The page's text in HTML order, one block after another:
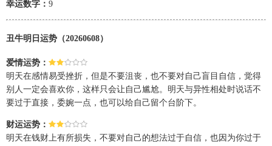
幸运数字： 9
丑牛明日运势（20260608）
爱情运势：
明天在感情易受挫折，但是不要沮丧，也不要对自己盲目自信，觉得
别人一定会喜欢你，这样只会让自己尴尬。明天与异性相处时说话不
要过于直接，委婉一点，也可以给自己留个台阶下。
财运运势：
明天在钱财上有所损失，不要对自己的想法过于自信，也因为你过于